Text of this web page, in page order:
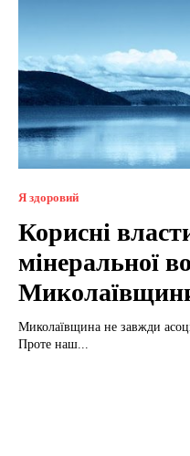
Я здоровий
Корисні
мінеральної
Миколаївщина не завжди
Проте наш...